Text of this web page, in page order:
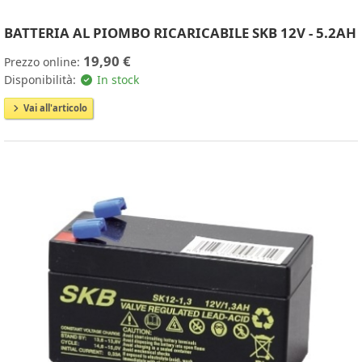
BATTERIA AL PIOMBO RICARICABILE SKB 12V - 5.2AH
Prezzo online: 19,90 €
Disponibilità: In stock
Vai all'articolo